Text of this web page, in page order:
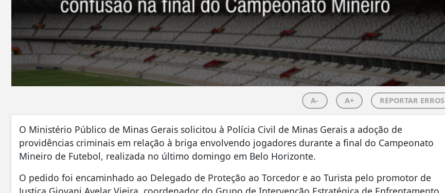
A- A+ REPORTAR ERROS
O Ministério Público de Minas Gerais solicitou à Polícia Civil de Minas Gerais a adoção de
providências criminais em relação à briga envolvendo jogadores durante a final do Campeonato
Mineiro de Futebol, realizada no último domingo em Belo Horizonte.
O pedido foi encaminhado ao Delegado de Proteção ao Torcedor e ao Turista pelo promotor de